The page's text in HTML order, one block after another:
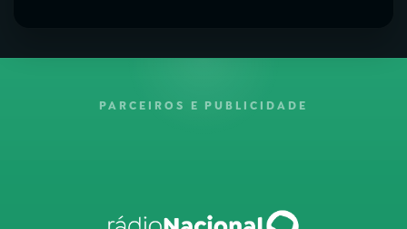
PARCEIROS E PUBLICIDADE